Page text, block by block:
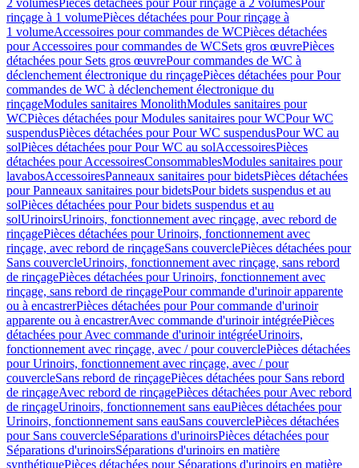
2 volumesPièces détachées pour Pour rinçage à 2 volumesPour
rinçage à 1 volumePièces détachées pour Pour rinçage à
1 volumeAccessoires pour commandes de WCPièces détachées
pour Accessoires pour commandes de WCSets gros œuvrePièces
détachées pour Sets gros œuvrePour commandes de WC à
déclenchement électronique du rinçagePièces détachées pour Pour
commandes de WC à déclenchement électronique du
rinçageModules sanitaires MonolithModules sanitaires pour
WCPièces détachées pour Modules sanitaires pour WCPour WC
suspendusPièces détachées pour Pour WC suspendusPour WC au
solPièces détachées pour Pour WC au solAccessoiresPièces
détachées pour AccessoiresConsommablesModules sanitaires pour
lavabosAccessoiresPanneaux sanitaires pour bidetsPièces détachées
pour Panneaux sanitaires pour bidetsPour bidets suspendus et au
solPièces détachées pour Pour bidets suspendus et au
solUrinoirsUrinoirs, fonctionnement avec rinçage, avec rebord de
rinçagePièces détachées pour Urinoirs, fonctionnement avec
rinçage, avec rebord de rinçageSans couverclePièces détachées pour
Sans couvercleUrinoirs, fonctionnement avec rinçage, sans rebord
de rinçagePièces détachées pour Urinoirs, fonctionnement avec
rinçage, sans rebord de rinçagePour commande d'urinoir apparente
ou à encastrerPièces détachées pour Pour commande d'urinoir
apparente ou à encastrerAvec commande d'urinoir intégréePièces
détachées pour Avec commande d'urinoir intégréeUrinoirs,
fonctionnement avec rinçage, avec / pour couverclePièces détachées
pour Urinoirs, fonctionnement avec rinçage, avec / pour
couvercleSans rebord de rinçagePièces détachées pour Sans rebord
de rinçageAvec rebord de rinçagePièces détachées pour Avec rebord
de rinçageUrinoirs, fonctionnement sans eauPièces détachées pour
Urinoirs, fonctionnement sans eauSans couverclePièces détachées
pour Sans couvercleSéparations d'urinoirsPièces détachées pour
Séparations d'urinoirsSéparations d'urinoirs en matière
synthétiquePièces détachées pour Séparations d'urinoirs en matière